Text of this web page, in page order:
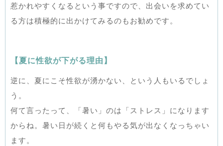
惹かれやすくなるという事ですので、出会いを求めてい
る方は積極的に出かけてみるのもお勧めです。
【夏に性欲が下がる理由】
逆に、夏にこそ性欲が湧かない、という人もいるでしょ
う。
何て言ったって、「暑い」のは「ストレス」になります
からね。暑い日が続くと何もやる気が出なくなっちゃい
ます。